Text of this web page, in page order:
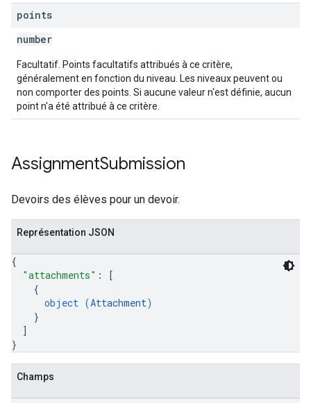
points
number
Facultatif. Points facultatifs attribués à ce critère,
généralement en fonction du niveau. Les niveaux peuvent ou
non comporter des points. Si aucune valeur n'est définie, aucun
point n'a été attribué à ce critère.
AssignmentSubmission
Devoirs des élèves pour un devoir.
Représentation JSON
{
"attachments" :
[
{
object (Attachment)
}
]
}
Champs